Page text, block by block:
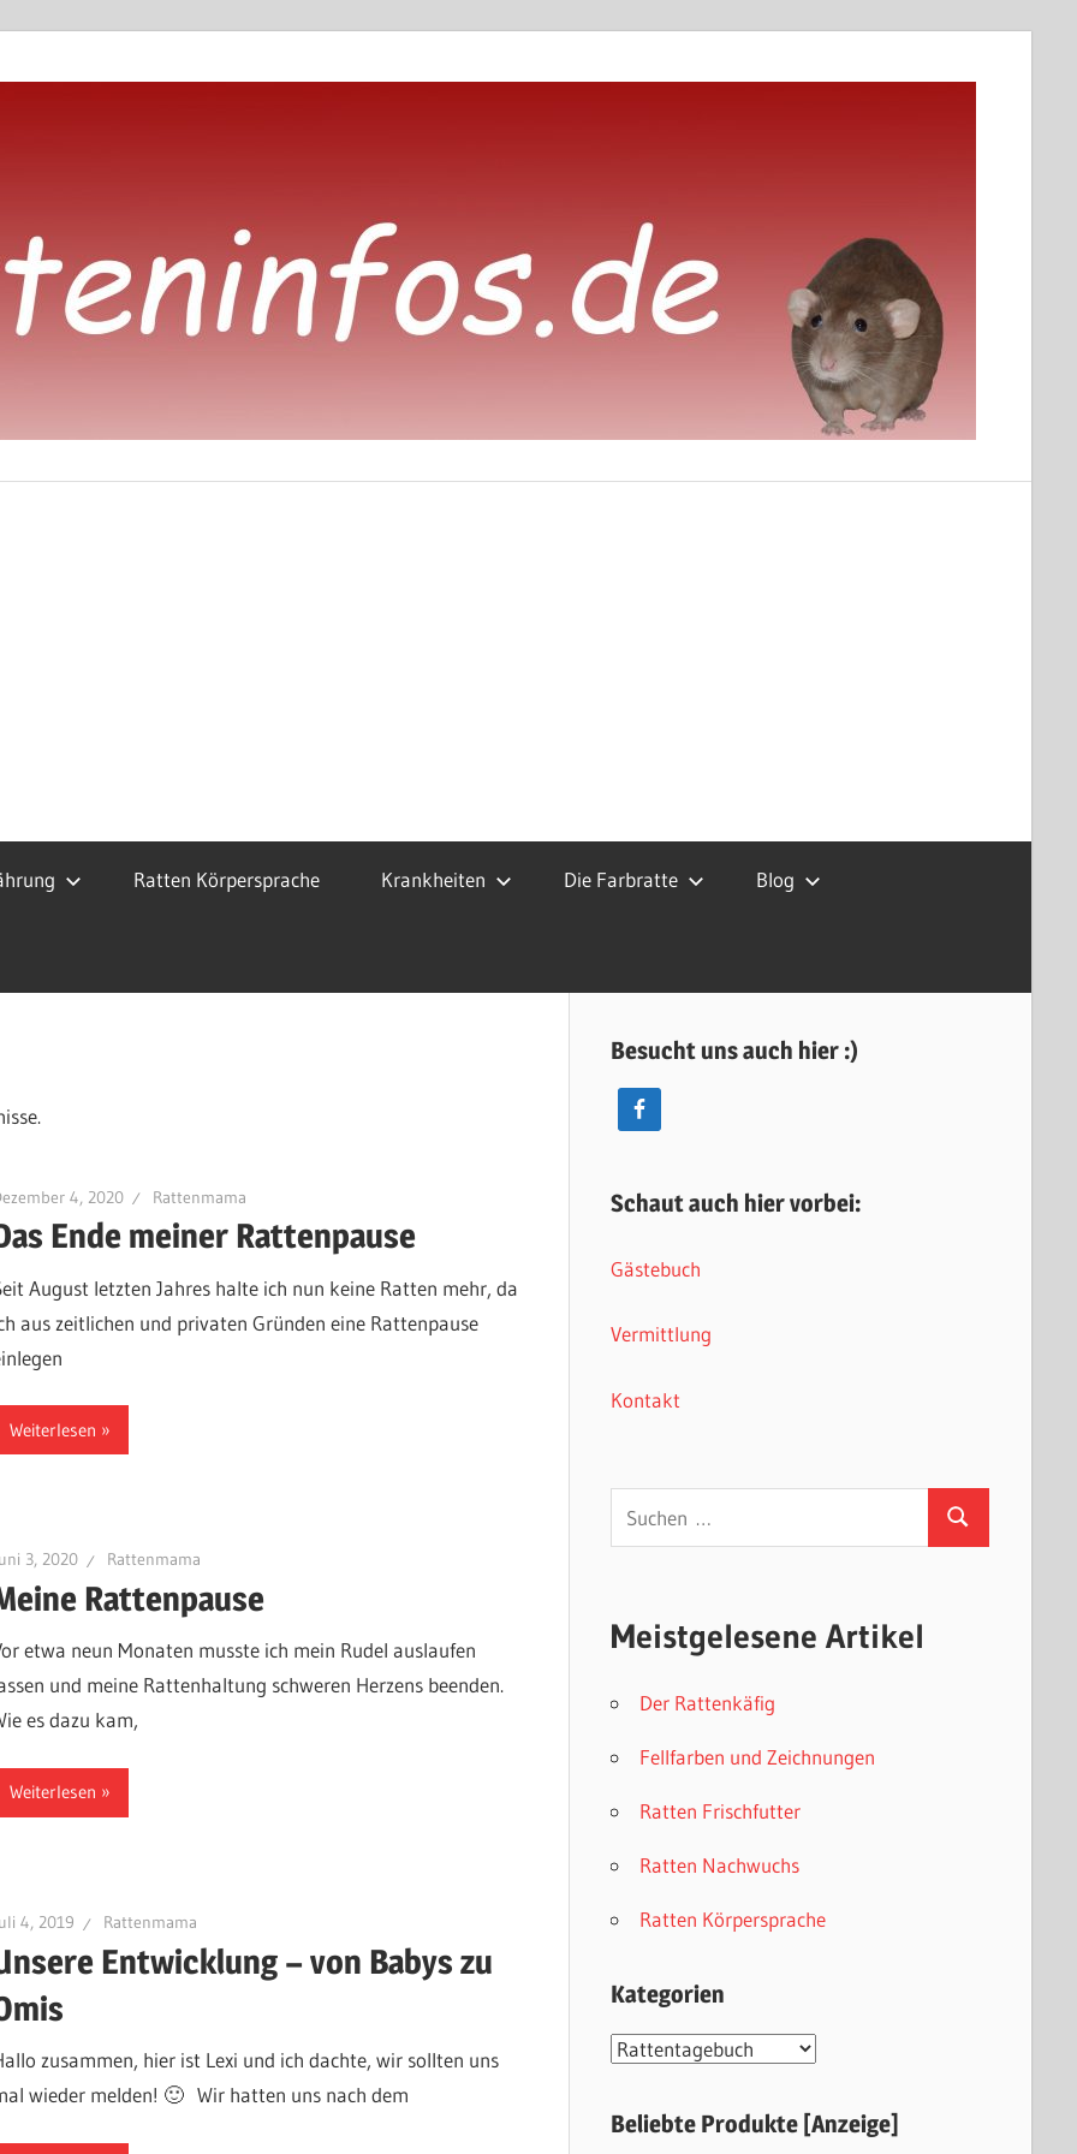
Ratten Körpersprache Krankheiten Die Farbratte Blog
4, 2020 Rattenmama
Ende meiner Rattenpause
August letzten Jahres halte ich nun keine Ratten mehr, da
aus zeitlichen und privaten Gründen eine Rattenpause
Weiterlesen
3, 2020 Rattenmama
Rattenpause
etwa neun Monaten musste ich mein Rudel auslaufen
und meine Rattenhaltung schweren Herzens beenden.
es dazu kam,
Weiterlesen
4, 2019 Rattenmama
Entwicklung – von Babys zu
zusammen, hier ist Lexi und ich dachte, wir sollten uns
wieder melden! 🙂 Wir hatten uns nach dem
Besucht uns auch hier :)
Schaut auch hier vorbei:
Gästebuch
Vermittlung
Kontakt
Suchen
Meistgelesene Artikel
Der Rattenkäfig
Fellfarben und Zeichnungen
Ratten Frischfutter
Ratten Nachwuchs
Ratten Körpersprache
Kategorien
Kategorien
Beliebte Produkte [Anzeige]